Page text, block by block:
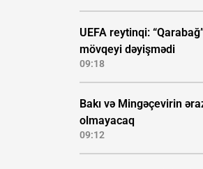
UEFA reytinqi:
mövqeyi dəyişmədi
09:18
Bakı və Mingəçevirin
olmayacaq
09:12